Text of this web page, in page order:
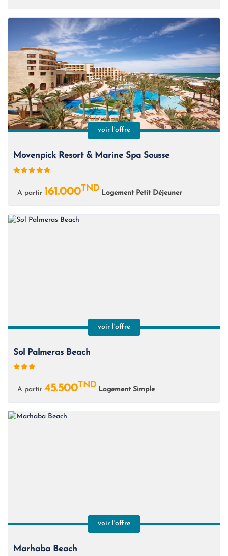
voir l'offre
Movenpick Resort & Marine Spa Sousse
A partir 161.000TND
Logement Petit Déjeuner
voir l'offre
Sol Palmeras Beach
A partir 45.500TND
Logement Simple
voir l'offre
Marhaba Beach